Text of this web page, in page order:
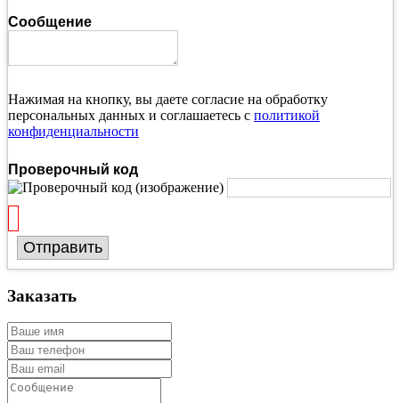
Сообщение
Нажимая на кнопку, вы даете согласие на обработку
персональных данных и соглашаетесь с политикой
конфиденциальности
Проверочный код
Отправить
Заказать